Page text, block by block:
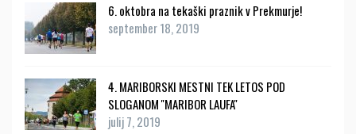
6. oktobra na tekaški praznik v Prekmurje!
september 18, 2019
4. MARIBORSKI MESTNI TEK LETOS POD
SLOGANOM ''MARIBOR LAUFA''
julij 7, 2019